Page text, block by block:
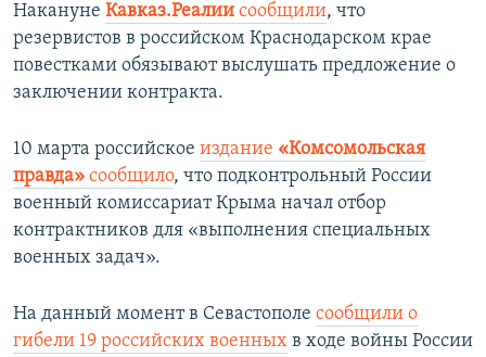
Накануне Кавказ.Реалии сообщили, что
резервистов в российском Краснодарском крае
повестками обязывают выслушать предложение о
заключении контракта.
10 марта российское издание «Комсомольская
правда» сообщило, что подконтрольный России
военный комиссариат Крыма начал отбор
контрактников для «выполнения специальных
военных задач».
На данный момент в Севастополе сообщили о
гибели 19 российских военных в ходе войны России